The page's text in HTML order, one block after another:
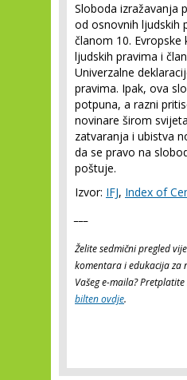
Sloboda izražavanja
od osnovnih ljudskih
članom 10. Evropske
ljudskih pravima i
Univerzalne
pravima. Ipak, ova
potpuna, a razni
novinare širom
zatvaranja i ubistva
da se pravo na
poštuje.
Izvor: IFJ, Index of
Želite sedmični pregled
komentara i edukacija za
Vašeg e-maila?
bilten ovdje.